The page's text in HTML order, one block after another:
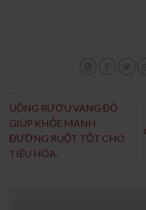
UỐNG RƯỢU VANG ĐỎ
GIÚP KHỎE MẠNH
ĐƯỜNG RUỘT TỐT CHO
TIÊU HÓA.